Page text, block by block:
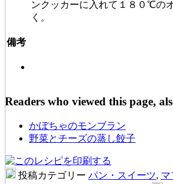
ンクッカーに入れて１８０℃の
く。
備考
Readers who viewed this page,
かぼちゃのモンブラン
野菜とチーズの蒸し餃子
投稿カテゴリー パン・スイーツ, マ